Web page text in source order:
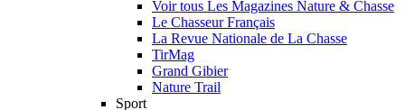
Voir tous Les Magazines Nature & Chasse
Le Chasseur Français
La Revue Nationale de La Chasse
TirMag
Grand Gibier
Nature Trail
Sport